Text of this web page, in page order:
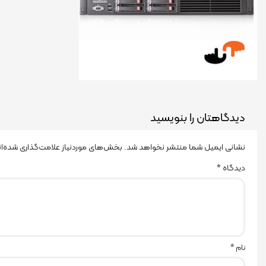
دیدگاهتان را بنویسید
نشانی ایمیل شما منتشر نخواهد شد. بخش‌های موردنیاز علامت‌گذاری
دیدگاه*
نام *